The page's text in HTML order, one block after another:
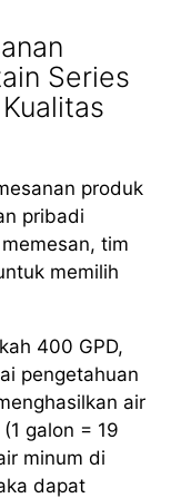
Series
produk
pribadi
tim
memilih
400 GPD,
pengetahuan
air
galon = 19
minum di
dapat